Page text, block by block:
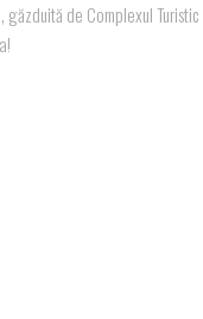
de Complexul